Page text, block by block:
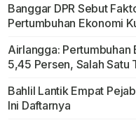
Banggar DPR Sebut
Pertumbuhan Ekonomi
Airlangga:
5,45 Persen, Salah Satu
Bahlil Lantik Empat
Ini Daftarnya